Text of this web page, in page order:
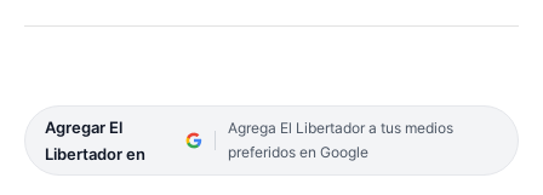
Agregar El
Libertador en
Agrega El Libertador a tus medios
preferidos en Google